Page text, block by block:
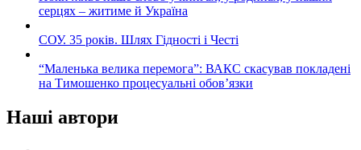
серцях – житиме й Україна
СОУ. 35 років. Шлях Гідності і Честі
“Маленька велика перемога”: ВАКС скасував покладені
на Тимошенко процесуальні обов’язки
Наші автори